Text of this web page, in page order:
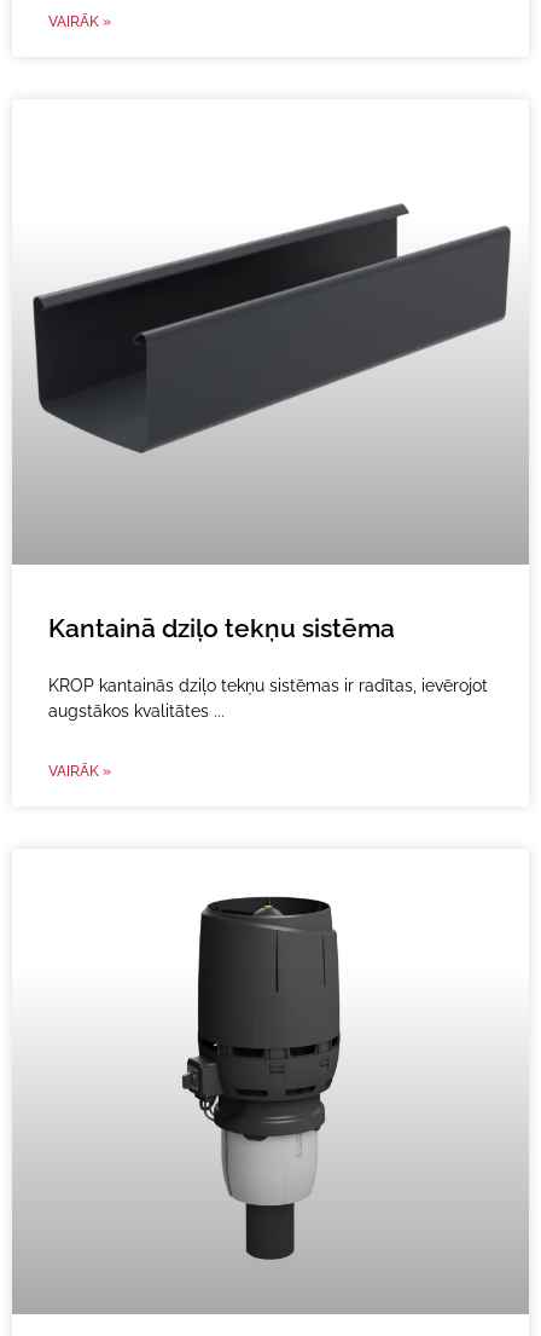
VAIRĀK »
Kantainā dziļo tekņu sistēma
KROP kantainās dziļo tekņu sistēmas ir radītas, ievērojot
augstākos kvalitātes
VAIRĀK »